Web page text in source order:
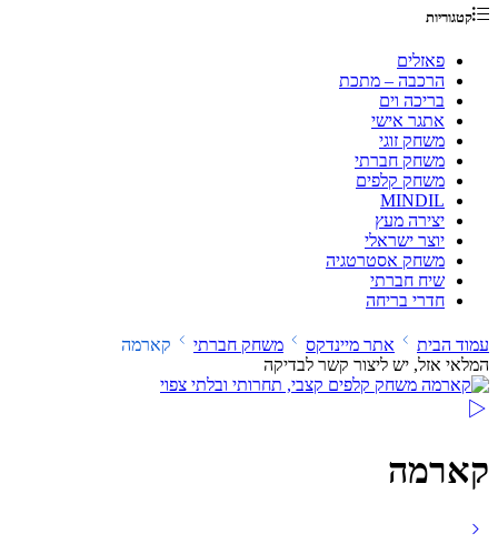
קטגוריות
פאזלים
הרכבה – מתכת
בריכה וים
אתגר אישי
משחק זוגי
משחק חברתי
משחק קלפים
MINDIL
יצירה מעץ
יוצר ישראלי
משחק אסטרטגיה
שיח חברתי
חדרי בריחה
עמוד הבית אתר מיינדקס משחק חברתי
קארמה
המלאי אזל, יש ליצור קשר לבדיקה
קארמה